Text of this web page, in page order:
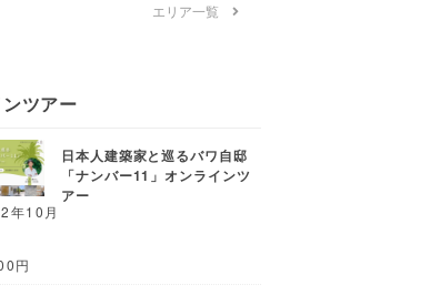
エリア一覧
ツアー
日本人建築家と巡るバワ自邸
「ナンバー11」オンラインツ
アー
年10月
円